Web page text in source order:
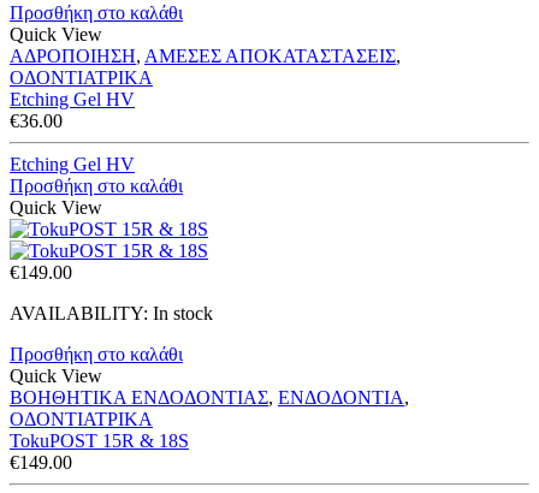
Προσθήκη στο καλάθι
Quick View
ΑΔΡΟΠΟΙΗΣΗ, ΑΜΕΣΕΣ ΑΠΟΚΑΤΑΣΤΑΣΕΙΣ,
ΟΔΟΝΤΙΑΤΡΙΚΑ
Etching Gel HV
€36.00
Etching Gel HV
Προσθήκη στο καλάθι
Quick View
€149.00
AVAILABILITY: In stock
Προσθήκη στο καλάθι
Quick View
ΒΟΗΘΗΤΙΚΑ ΕΝΔΟΔΟΝΤΙΑΣ, ΕΝΔΟΔΟΝΤΙΑ,
ΟΔΟΝΤΙΑΤΡΙΚΑ
TokuPOST 15R & 18S
€149.00